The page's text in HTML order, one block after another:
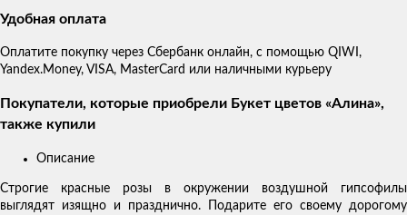
Удобная оплата
Оплатите покупку через Сбербанк онлайн, с помощью QIWI,
Yandex.Money, VISA, MasterCard или наличными курьеру
Покупатели, которые приобрели Букет цветов «Алина»,
также купили
Описание
Строгие красные розы в окружении воздушной гипсофилы
выглядят изящно и празднично. Подарите его своему дорогому